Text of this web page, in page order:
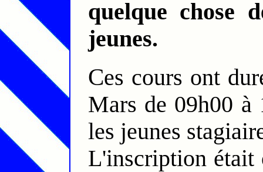
quelque chose
jeunes.
Ces cours ont duré du lundi 6 Février au lundi 6
Mars de 09h00 à
les jeunes
L'inscription était